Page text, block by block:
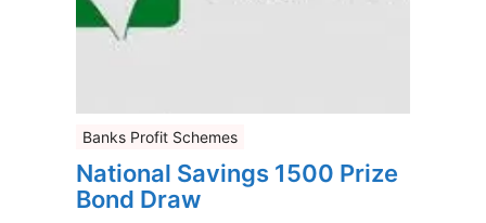
Banks Profit Schemes
National Savings 1500 Prize
Bond Draw